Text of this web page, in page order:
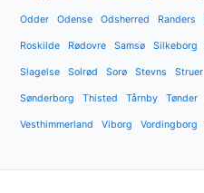
Odder Odense Odsherred Randers
Roskilde Rødovre Samsø Silkeborg
Slagelse Solrød Sorø Stevns Struer
Sønderborg Thisted Tårnby Tønder
Vesthimmerland Viborg Vordingborg